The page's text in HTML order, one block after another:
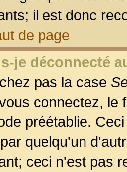
il est donc
de page
je déconnecté
pas la case
connectez, le
préétablie.
quelqu'un
ceci n'est pas